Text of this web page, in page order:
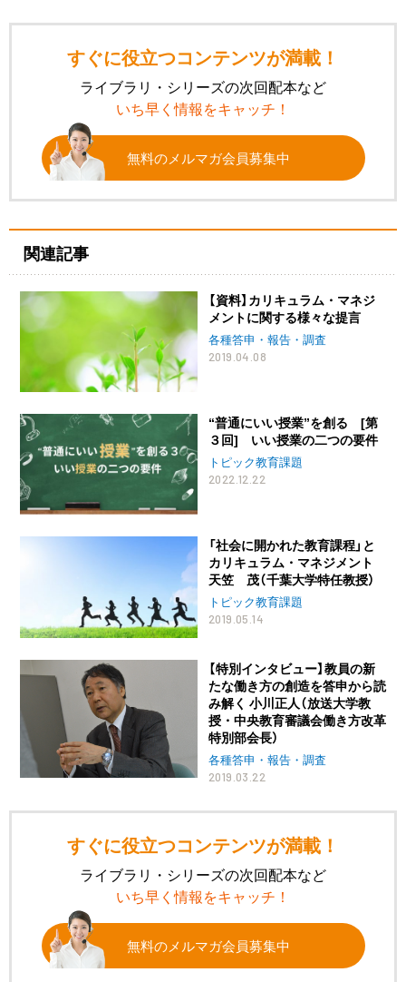
すぐに役立つコンテンツが満載！
ライブラリ・シリーズの次回配本など
いち早く情報をキャッチ！
無料のメルマガ会員募集中
関連記事
【資料】カリキュラム・マネジ
メントに関する様々な提言
各種答申・報告・調査
2019.04.08
“普通にいい授業”を創る [第
３回] いい授業の二つの要件
トピック教育課題
2022.12.22
「社会に開かれた教育課程」と
カリキュラム・マネジメント
天笠 茂（千葉大学特任教授）
トピック教育課題
2019.05.14
【特別インタビュー】教員の新
たな働き方の創造を答申から読
み解く 小川正人（放送大学教
授・中央教育審議会働き方改革
特別部会長）
各種答申・報告・調査
2019.03.22
すぐに役立つコンテンツが満載！
ライブラリ・シリーズの次回配本など
いち早く情報をキャッチ！
無料のメルマガ会員募集中